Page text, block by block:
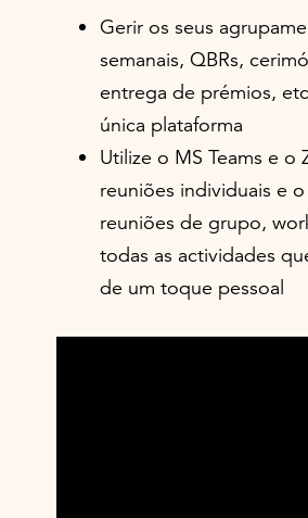
Gerir os seus
semanais, QBRs,
entrega de prémios,
única plataforma
Utilize o MS Teams e o
reuniões individuais e
reuniões de grupo,
todas as actividades
de um toque pessoal